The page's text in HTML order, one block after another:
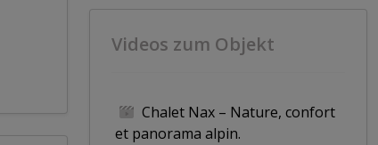
Videos zum Objekt
Chalet Nax – Nature, confort
et panorama alpin.